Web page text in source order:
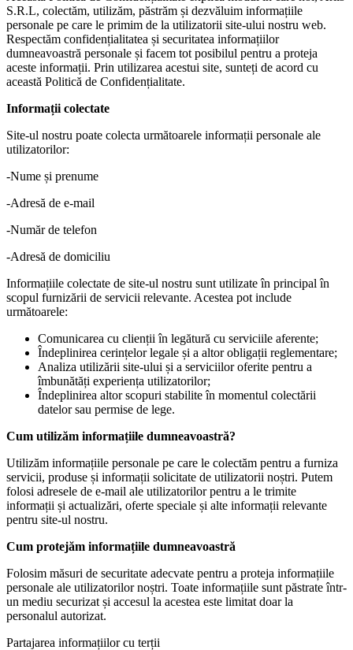
S.R.L, colectăm, utilizăm, păstrăm și dezvăluim informațiile
personale pe care le primim de la utilizatorii site-ului nostru web.
Respectăm confidențialitatea și securitatea informațiilor
dumneavoastră personale și facem tot posibilul pentru a proteja
aceste informații. Prin utilizarea acestui site, sunteți de acord cu
această Politică de Confidențialitate.
Informații colectate
Site-ul nostru poate colecta următoarele informații personale ale
utilizatorilor:
-Nume și prenume
-Adresă de e-mail
-Număr de telefon
-Adresă de domiciliu
Informațiile colectate de site-ul nostru sunt utilizate în principal în
scopul furnizării de servicii relevante. Acestea pot include
următoarele:
Comunicarea cu clienții în legătură cu serviciile aferente;
Îndeplinirea cerințelor legale și a altor obligații reglementare;
Analiza utilizării site-ului și a serviciilor oferite pentru a
îmbunătăți experiența utilizatorilor;
Îndeplinirea altor scopuri stabilite în momentul colectării
datelor sau permise de lege.
Cum utilizăm informațiile dumneavoastră?
Utilizăm informațiile personale pe care le colectăm pentru a furniza
servicii, produse și informații solicitate de utilizatorii noștri. Putem
folosi adresele de e-mail ale utilizatorilor pentru a le trimite
informații și actualizări, oferte speciale și alte informații relevante
pentru site-ul nostru.
Cum protejăm informațiile dumneavoastră
Folosim măsuri de securitate adecvate pentru a proteja informațiile
personale ale utilizatorilor noștri. Toate informațiile sunt păstrate într-
un mediu securizat și accesul la acestea este limitat doar la
personalul autorizat.
Partajarea informațiilor cu terții